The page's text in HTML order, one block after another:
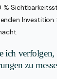
Investition
ich verfolgen,
zu